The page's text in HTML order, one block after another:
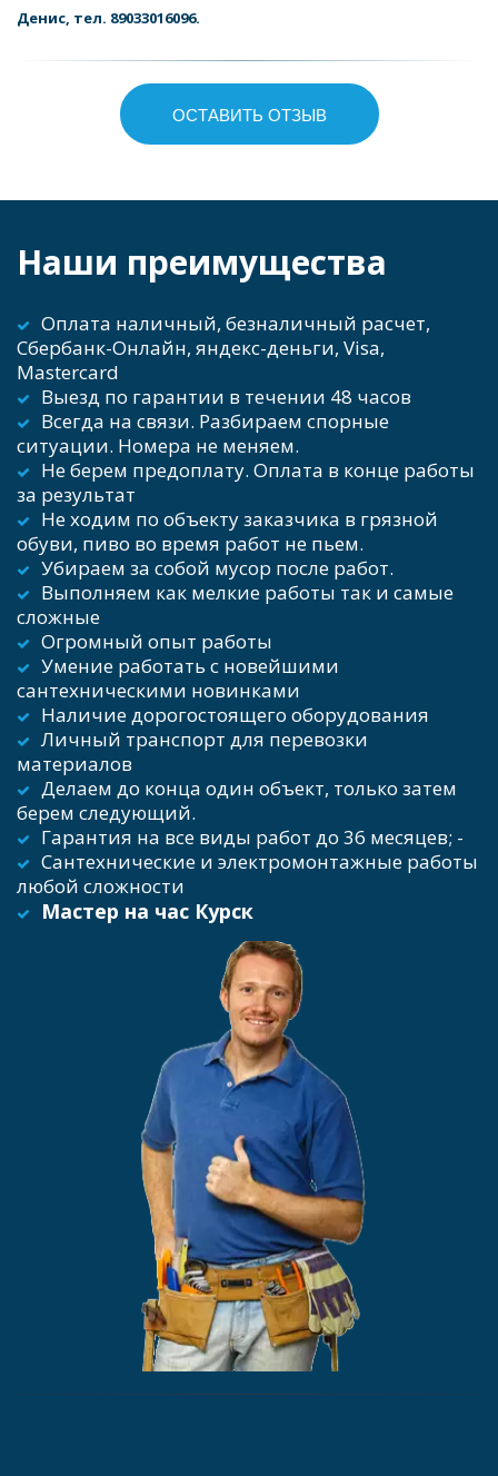
Денис, тел. 89033016096.
ОСТАВИТЬ ОТЗЫВ
Наши преимущества
Оплата наличный, безналичный расчет,
Сбербанк-Онлайн, яндекс-деньги, Visa,
Mastercard
Выезд по гарантии в течении 48 часов
Всегда на связи. Разбираем спорные
ситуации. Номера не меняем.
Не берем предоплату. Оплата в конце работы
за результат
Не ходим по объекту заказчика в грязной
обуви, пиво во время работ не пьем.
Убираем за собой мусор после работ.
Выполняем как мелкие работы так и самые
сложные
Огромный опыт работы
Умение работать с новейшими
сантехническими новинками
Наличие дорогостоящего оборудования
Личный транспорт для перевозки
материалов
Делаем до конца один объект, только затем
берем следующий.
Гарантия на все виды работ до 36 месяцев; -
Сантехнические и электромонтажные работы
любой сложности
Мастер на час Курск